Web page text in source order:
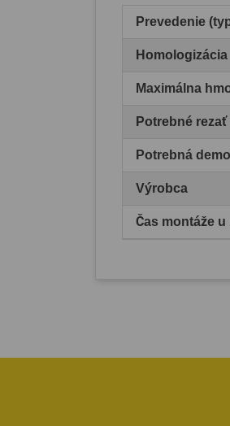
Prevedenie
Homologizácia
Maximálna
Potrebné
Potrebná
Výrobca
Čas montáže u